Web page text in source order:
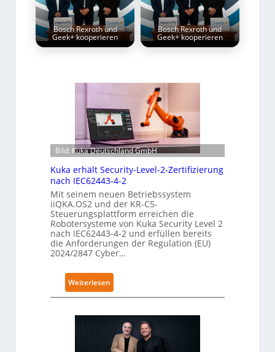
Bosch Rexroth und
Geek+ kooperieren
Bosch Rexroth und
Geek+ kooperieren
Bild: Kuka Deutschland GmbH
Kuka erhält Security-Level-2-Zertifizierung
nach IEC62443-4-2
Mit seinem neuen Betriebssystem
iiQKA.OS2 und der KR-C5-
Steuerungsplattform erreichen die
Robotersysteme von Kuka Security Level 2
nach IEC62443-4-2 und erfüllen bereits
die Anforderungen der Regulation (EU)
2024/2847 Cyber…
Weiterlesen
K
e